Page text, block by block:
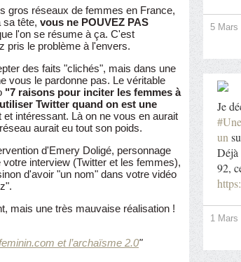
gros réseaux de femmes en France,
sa tête, vous ne POUVEZ PAS
l'on se résume à ça. C'est
pris le problème à l'envers.
des faits "clichés", mais dans une
vous le pardonne pas. Le véritable
"7 raisons pour inciter les femmes à
Twitter quand on est une
et intéressant. Là on ne vous en aurait
aurait eu tout son poids.
d'Emery Doligé, personnage
interview (Twitter et les femmes),
d'avoir "un nom" dans votre vidéo
mais une très mauvaise réalisation !
et l’archaïsme 2.0"
5 Mars
Je
un
Déjà
92,
1 Mars